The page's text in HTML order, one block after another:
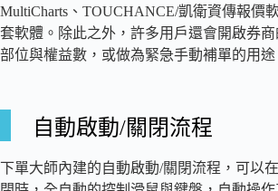
MultiCharts、TOUCHANCE/凱衛資傳報價
套軟體。除此之外，許多用戶還會開啟券
部位與權益數，或做為緊急手動補單的用途
自動啟動/關閉流程
下單大師內建的自動啟動/關閉流程，可以